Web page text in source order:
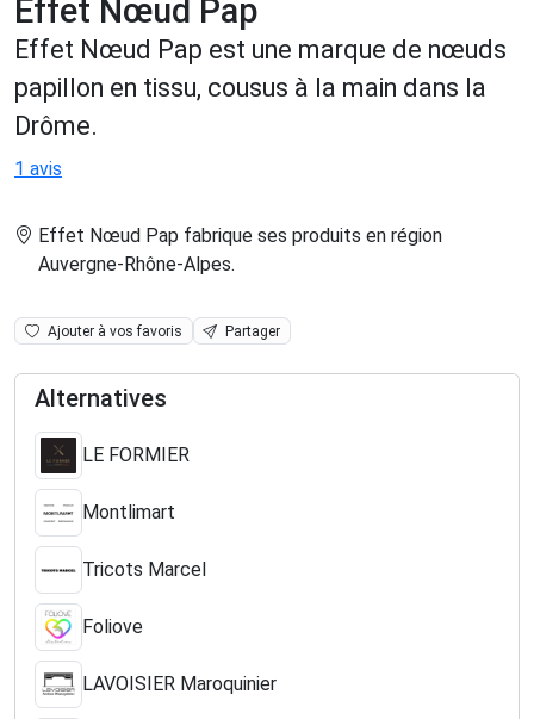
Effet Nœud Pap
Effet Nœud Pap est une marque de nœuds
papillon en tissu, cousus à la main dans la
Drôme.
1 avis
Effet Nœud Pap fabrique ses produits en région
Auvergne-Rhône-Alpes.
Ajouter à vos favoris Partager
Alternatives
LE FORMIER
Montlimart
Tricots Marcel
Foliove
LAVOISIER Maroquinier